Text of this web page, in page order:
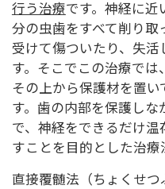
行う治療です。神経に近
分の虫歯をすべて削り取
受けて傷ついたり、失
す。そこでこの治療では、
その上から保護材を置
す。歯の内部を保護し
で、神経をできるだけ
すことを目的とした治療
直接覆髄法（ちょくせつ